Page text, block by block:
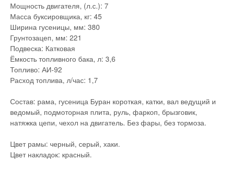
Мощность двигателя, (л.с.): 7
Масса буксировщика, кг: 45
Ширина гусеницы, мм: 380
Грунтозацеп, мм: 221
Подвеска: Катковая
Ёмкость топливного бака, л: 3,6
Топливо: АИ-92
Расход топлива, л/час: 1,7
Состав: рама, гусеница Буран короткая, катки, вал ведущий и
ведомый, подмоторная плита, руль, фаркоп, брызговик,
натяжка цепи, чехол на двигатель. Без фары, без тормоза.
Цвет рамы: черный, серый, хаки.
Цвет накладок: красный.